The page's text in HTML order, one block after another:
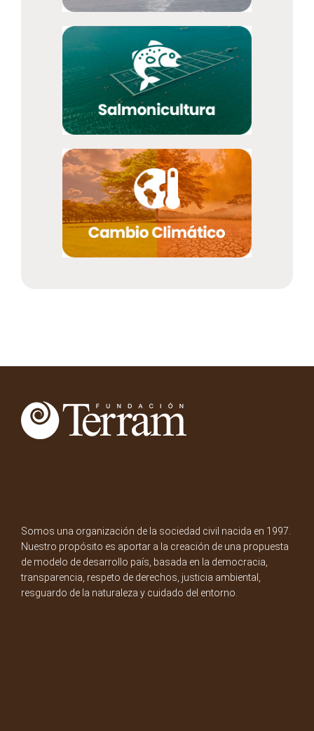
Somos una organización de la sociedad civil nacida en 1997.
Nuestro propósito es aportar a la creación de una propuesta
de modelo de desarrollo país, basada en la democracia,
transparencia, respeto de derechos, justicia ambiental,
resguardo de la naturaleza y cuidado del entorno.